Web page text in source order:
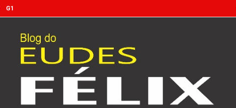
G1